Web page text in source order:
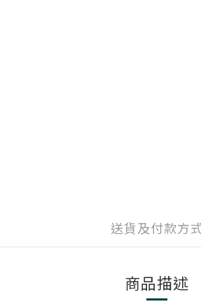
送貨及付款方
商品描述